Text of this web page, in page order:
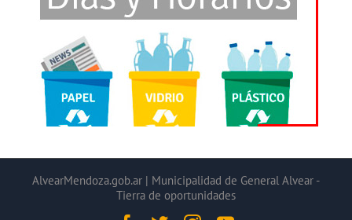
AlvearMendoza.gob.ar | Municipalidad de General Alvear -
Tierra de oportunidades